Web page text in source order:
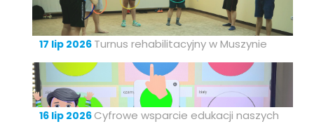
17 lip 2026 Turnus rehabilitacyjny w Muszynie
16 lip 2026 Cyfrowe wsparcie edukacji naszych